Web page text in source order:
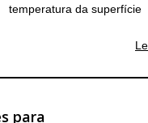
temperatura da superfície
para